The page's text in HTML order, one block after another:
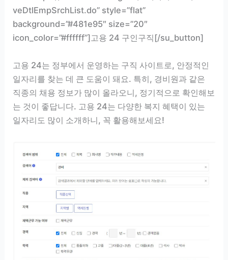
veDtlEmpSrchList.do” style=”flat”
background=”#481e95″ size=”20″
icon_color=”#ffffff”]고용 24 구인구직[/su_button]
고용 24는 정부에서 운영하는 구직 사이트로, 안정적인
일자리를 찾는 데 큰 도움이 돼요. 특히, 경비원과 같은
직종의 채용 정보가 많이 올라오니, 정기적으로 확인해보
는 것이 좋답니다. 고용 24는 다양한 복지 혜택이 있는
일자리도 많이 소개하니, 꼭 활용해보세요!